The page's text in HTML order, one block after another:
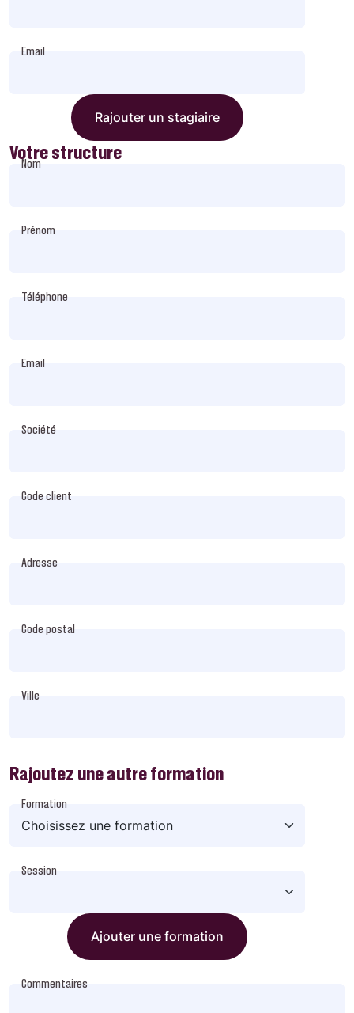
Email
Rajouter un stagiaire
Votre structure
Nom
Prénom
Téléphone
Email
Société
Code client
Adresse
Code postal
Ville
Rajoutez une autre formation
Formation
Session
Ajouter une formation
Commentaires